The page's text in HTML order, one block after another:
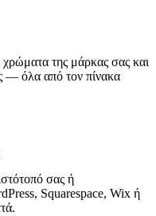
χρώματα της μάρκας σας και
— όλα από τον πίνακα
σας ή
Squarespace, Wix ή